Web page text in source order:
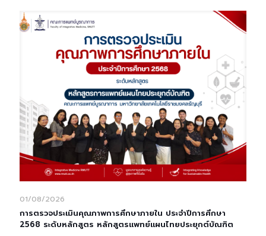
01/08/2026
การตรวจประเมินคุณภาพการศึกษาภายใน ประจำปีการศึกษา
2568 ระดับหลักสูตร หลักสูตรแพทย์แผนไทยประยุกต์บัณฑิต